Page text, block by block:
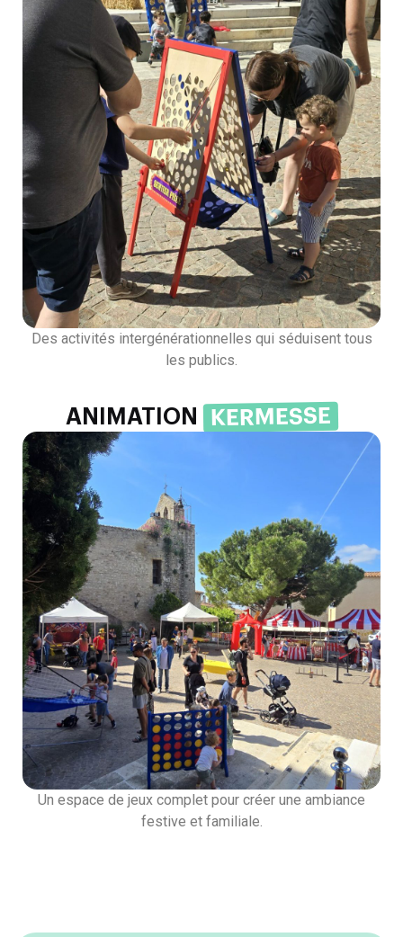
Des activités intergénérationnelles qui séduisent tous
les publics.
ANIMATION KERMESSE
Un espace de jeux complet pour créer une ambiance
festive et familiale.